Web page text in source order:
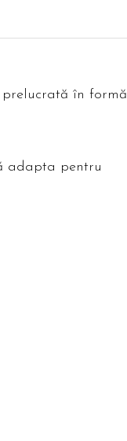
în formă
adapta pentru